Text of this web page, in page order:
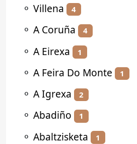
⚬ Villena 4
⚬ A Coruña 4
⚬ A Eirexa 1
⚬ A Feira Do Monte 1
⚬ A Igrexa 2
⚬ Abadiño 1
⚬ Abaltzisketa 1